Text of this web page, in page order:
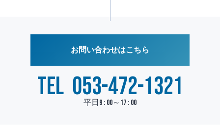
お問い合わせはこちら
TEL 053-472-1321
平日9 : 00～17 : 00